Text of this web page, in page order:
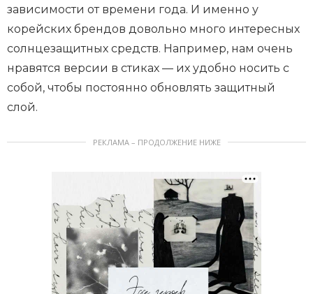
зависимости от времени года. И именно у
корейских брендов довольно много интересных
солнцезащитных средств. Например, нам очень
нравятся версии в стиках — их удобно носить с
собой, чтобы постоянно обновлять защитный
слой.
РЕКЛАМА – ПРОДОЛЖЕНИЕ НИЖЕ